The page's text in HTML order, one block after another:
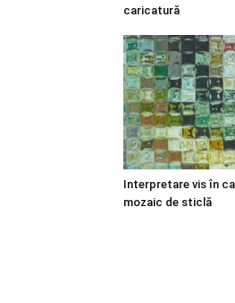
caricatură
Interpretare vis în
mozaic de sticlă